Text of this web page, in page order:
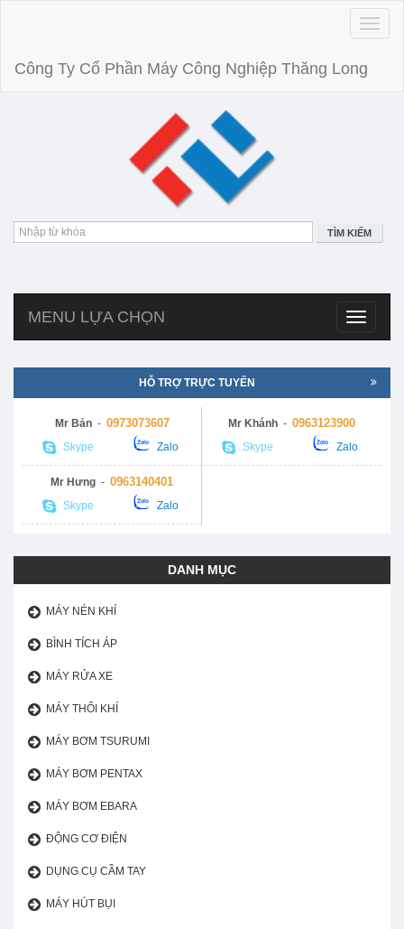
Toggle
Công Ty Cổ Phần Máy Công Nghiệp Thăng Long
TÌM KIẾM
Toggle
MENU LỰA CHỌN
HỖ TRỢ TRỰC TUYẾN
Mr Bản- 0973073607
Skype Zalo
Mr Khánh - 0963123900
Skype Zalo
Mr Hưng - 0963140401
Skype Zalo
DANH MỤC
MÁY NÉN KHÍ
BÌNH TÍCH ÁP
MÁY RỬA XE
MÁY THỔI KHÍ
MÁY BƠM TSURUMI
MÁY BƠM PENTAX
MÁY BƠM EBARA
ĐỘNG CƠ ĐIỆN
DỤNG CỤ CẦM TAY
MÁY HÚT BỤI